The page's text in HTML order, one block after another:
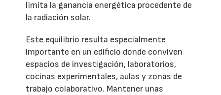
limita la ganancia energética procedente de
la radiación solar.
Este equilibrio resulta especialmente
importante en un edificio donde conviven
espacios de investigación, laboratorios,
cocinas experimentales, aulas y zonas de
trabajo colaborativo. Mantener unas